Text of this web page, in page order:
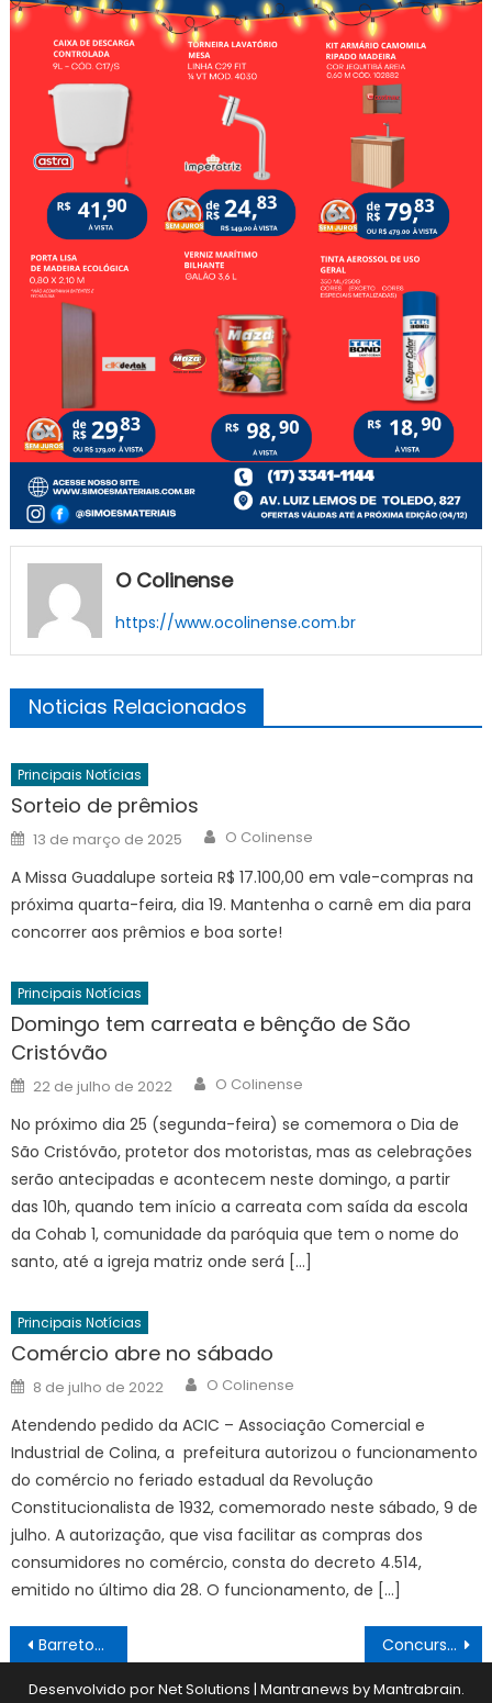
O Colinense
https://www.ocolinense.com.br
Noticias Relacionados
Principais Notícias
Sorteio de prêmios
Posted
on
13 de março de 2025 Author
O Colinense
A Missa Guadalupe sorteia R$ 17.100,00 em vale-compras na
próxima quarta-feira, dia 19. Mantenha o carnê em dia para
concorrer aos prêmios e boa sorte!
Principais Notícias
Domingo tem carreata e bênção de São
Cristóvão
Posted
on
22 de julho de 2022 Author
O Colinense
No próximo dia 25 (segunda-feira) se comemora o Dia de
São Cristóvão, protetor dos motoristas, mas as celebrações
serão antecipadas e acontecem neste domingo, a partir
das 10h, quando tem início a carreata com saída da escola
da Cohab 1, comunidade da paróquia que tem o nome do
santo, até a igreja matriz onde será […]
Principais Notícias
Comércio abre no sábado
Posted
on
8 de julho de 2022 Author
O Colinense
Atendendo pedido da ACIC – Associação Comercial e
Industrial de Colina, a prefeitura autorizou o funcionamento
do comércio no feriado estadual da Revolução
Constitucionalista de 1932, comemorado neste sábado, 9 de
julho. A autorização, que visa facilitar as compras dos
consumidores no comércio, consta do decreto 4.514,
emitido no último dia 28. O funcionamento, de […]
Navegação
de
Barretos tem “Solmáforo” que mede radiação solar Concursos com vagas abertas
Desenvolvido por Net Solutions | Mantranews byMantrabrain.